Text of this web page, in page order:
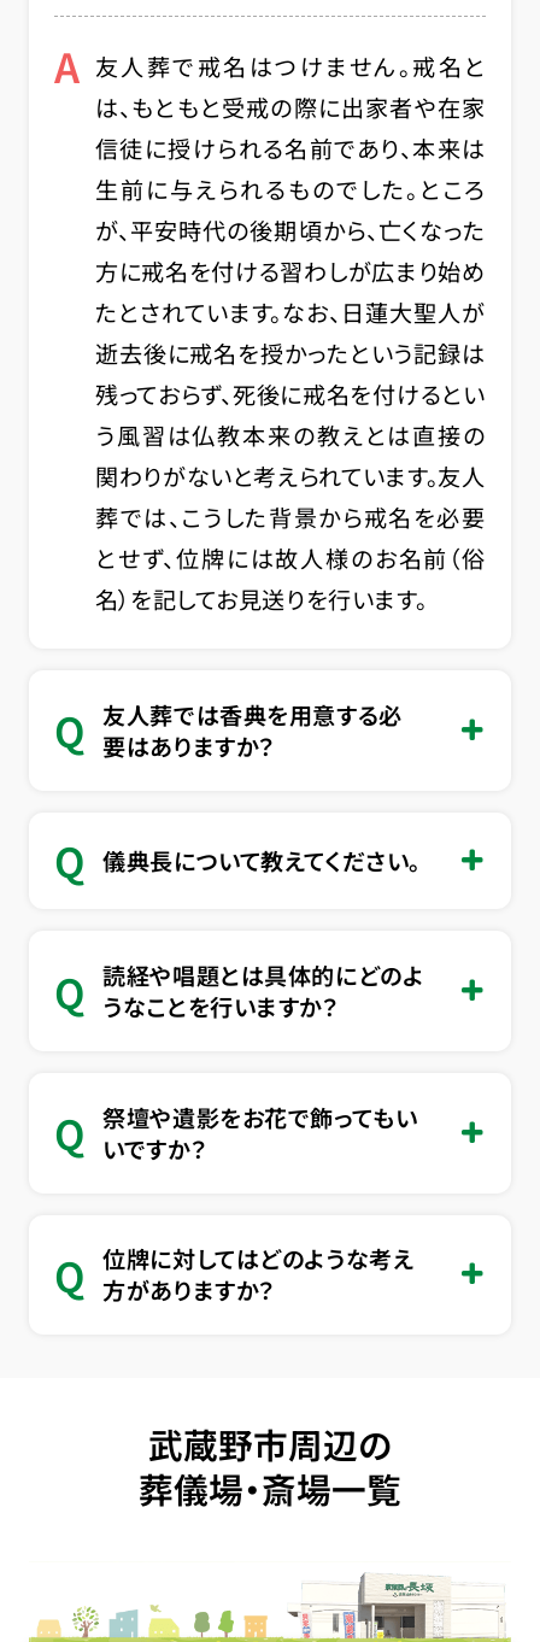
A 友人葬で戒名はつけません。戒名と
は、もともと受戒の際に出家者や在家
信徒に授けられる名前であり、本来は
生前に与えられるものでした。ところ
が、平安時代の後期頃から、亡くなった
方に戒名を付ける習わしが広まり始め
たとされています。なお、日蓮大聖人が
逝去後に戒名を授かったという記録は
残っておらず、死後に戒名を付けるとい
う風習は仏教本来の教えとは直接の
関わりがないと考えられています。友人
葬では、こうした背景から戒名を必要
とせず、位牌には故人様のお名前（俗
名）を記してお見送りを行います。
Q 友人葬では香典を用意する必
要はありますか？
Q 儀典長について教えてください。
Q 読経や唱題とは具体的にどのよ
うなことを行いますか？
Q 祭壇や遺影をお花で飾ってもい
いですか？
Q 位牌に対してはどのような考え
方がありますか？
武蔵野市周辺の
葬儀場・斎場一覧